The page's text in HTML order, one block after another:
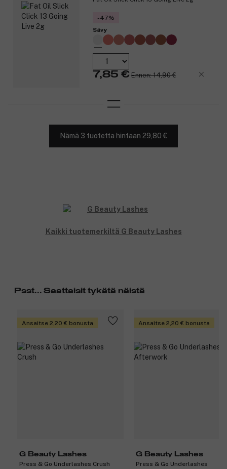
-47%
Sävy
7,85 € Ennen: 14,90 €
Nämä 3 tuotetta hintaan 29,80 €
Kaikki tuotemerkiltä G Beauty Lashes
Psst... Saattaisit tykätä näistä
Ansaitse 2,20 € bonusta
G Beauty Lashes
Press & Go Underlashes Crush
Ansaitse 2,20 € bonusta
G Beauty Lashes
Press & Go Underlashes